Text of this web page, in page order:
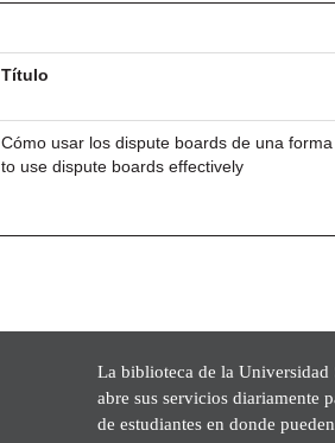
Título
Cómo usar los dispute boards de una
to use dispute boards effectively
La biblioteca de la Universidad
abre sus servicios diariamente
de estudiantes en donde